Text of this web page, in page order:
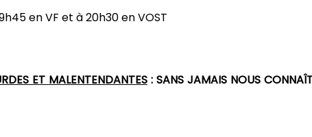
en VF et à 20h30 en VOST
ET MALENTENDANTES : SANS JAMAIS NOUS